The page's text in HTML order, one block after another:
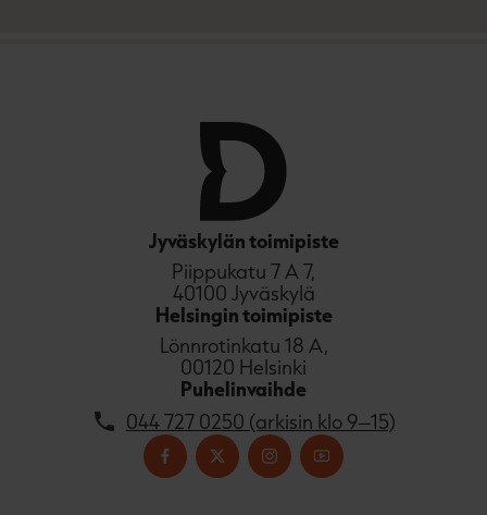
Jyväskylän toimipiste
Piippukatu 7 A 7,
40100 Jyväskylä
Helsingin toimipiste
Lönnrotinkatu 18 A,
00120 Helsinki
Puhelinvaihde
044 727 0250 (arkisin klo 9–15)